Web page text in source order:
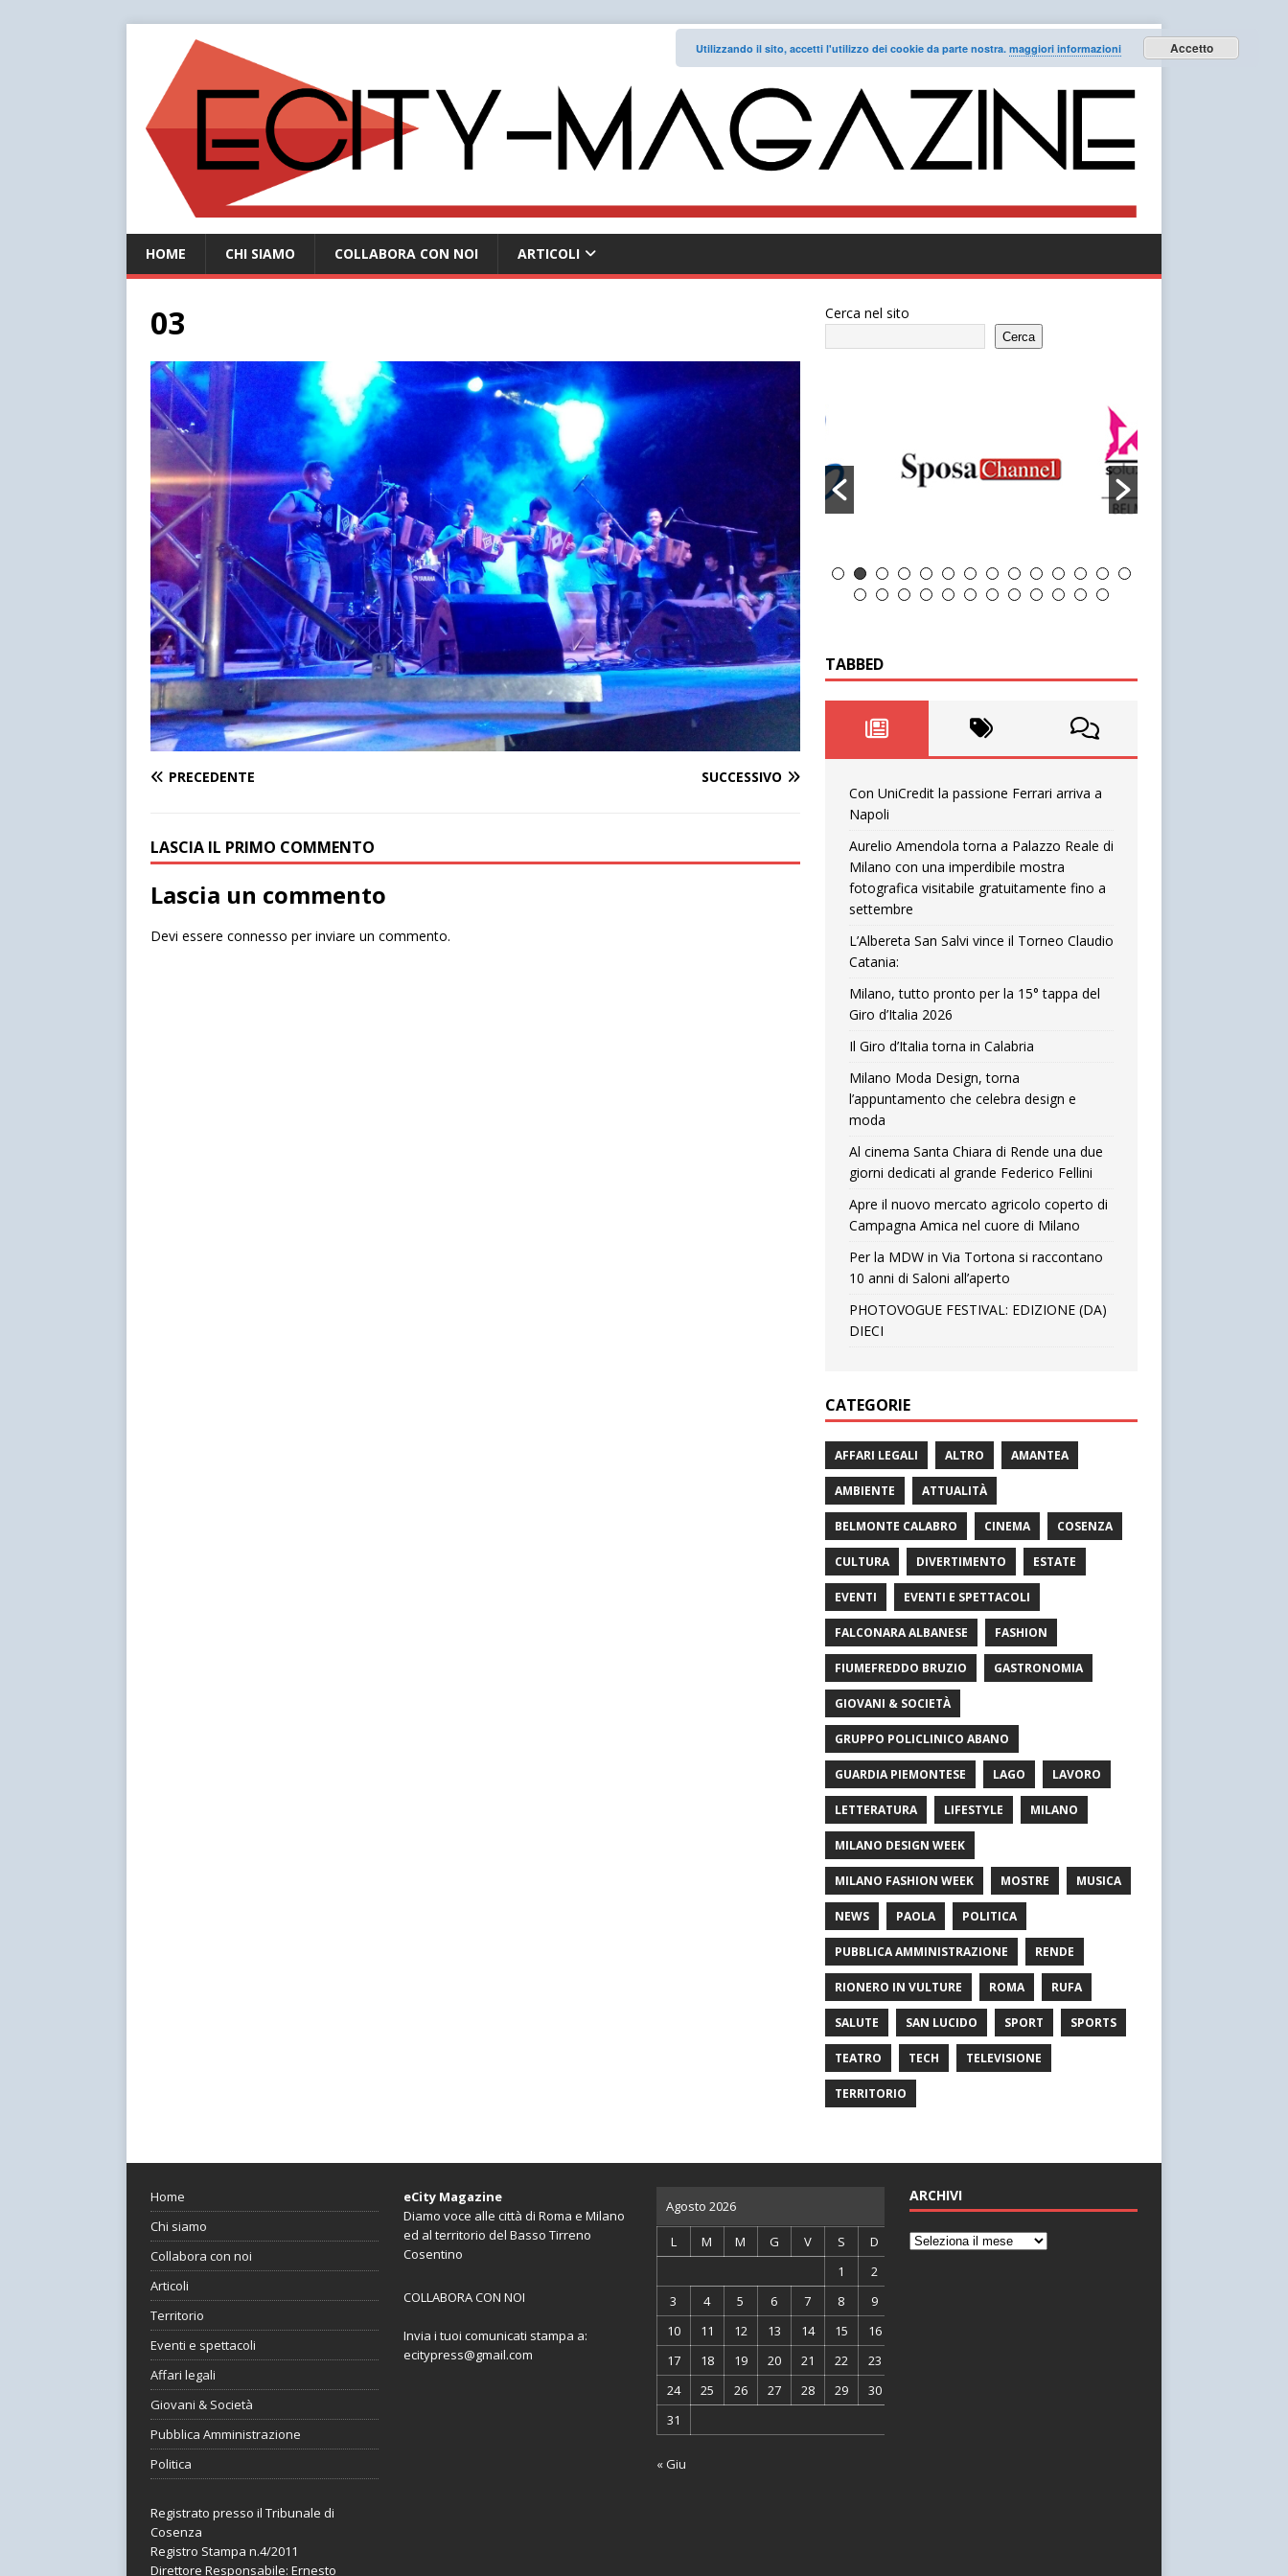
HOME CHI SIAMO COLLABORA CON NOI ARTICOLI
03
PRECEDENTE SUCCESSIVO
LASCIA IL PRIMO COMMENTO
Lascia un commento
Devi essere connesso per inviare un commento.
Cerca nel sito
Cerca
TABBED
Con UniCredit la passione Ferrari arriva a
Napoli
Aurelio Amendola torna a Palazzo Reale di
Milano con una imperdibile mostra
fotografica visitabile gratuitamente fino a
settembre
L’Albereta San Salvi vince il Torneo Claudio
Catania:
Milano, tutto pronto per la 15° tappa del
Giro d’Italia 2026
Il Giro d’Italia torna in Calabria
Milano Moda Design, torna
l’appuntamento che celebra design e
moda
Al cinema Santa Chiara di Rende una due
giorni dedicati al grande Federico Fellini
Apre il nuovo mercato agricolo coperto di
Campagna Amica nel cuore di Milano
Per la MDW in Via Tortona si raccontano
10 anni di Saloni all’aperto
PHOTOVOGUE FESTIVAL: EDIZIONE (DA)
DIECI
CATEGORIE
AFFARI LEGALI ALTRO AMANTEA
AMBIENTE ATTUALITÀ
BELMONTE CALABRO CINEMA COSENZA
CULTURA DIVERTIMENTO ESTATE
EVENTI EVENTI E SPETTACOLI
FALCONARA ALBANESE FASHION
FIUMEFREDDO BRUZIO GASTRONOMIA
GIOVANI & SOCIETÀ
GRUPPO POLICLINICO ABANO
GUARDIA PIEMONTESE LAGO LAVORO
LETTERATURA LIFESTYLE MILANO
MILANO DESIGN WEEK
MILANO FASHION WEEK MOSTRE MUSICA
NEWS PAOLA POLITICA
PUBBLICA AMMINISTRAZIONE RENDE
RIONERO IN VULTURE ROMA RUFA
SALUTE SAN LUCIDO SPORT SPORTS
TEATRO TECH TELEVISIONE
TERRITORIO
Home
Chi siamo
Collabora con noi
Articoli
Territorio
Eventi e spettacoli
Affari legali
Giovani & Società
Pubblica Amministrazione
Politica
Registrato presso il Tribunale di
Cosenza
Registro Stampa n.4/2011
Direttore Responsabile: Ernesto
eCity Magazine
Diamo voce alle città di Roma e Milano
ed al territorio del Basso Tirreno
Cosentino
COLLABORA CON NOI
Invia i tuoi comunicati stampa a:
ecitypress@gmail.com
Agosto 2026
L M M G V S
D
1
2
3
4 5 6 7 8
9
10
11 12 13 14 15
16
17
18 19 20 21 22
23
24
25 26 27 28 29
30
31
« Giu
ARCHIVI
Utilizzando il sito, accetti l'utilizzo dei cookie da parte nostra. maggiori informazioni Accetto